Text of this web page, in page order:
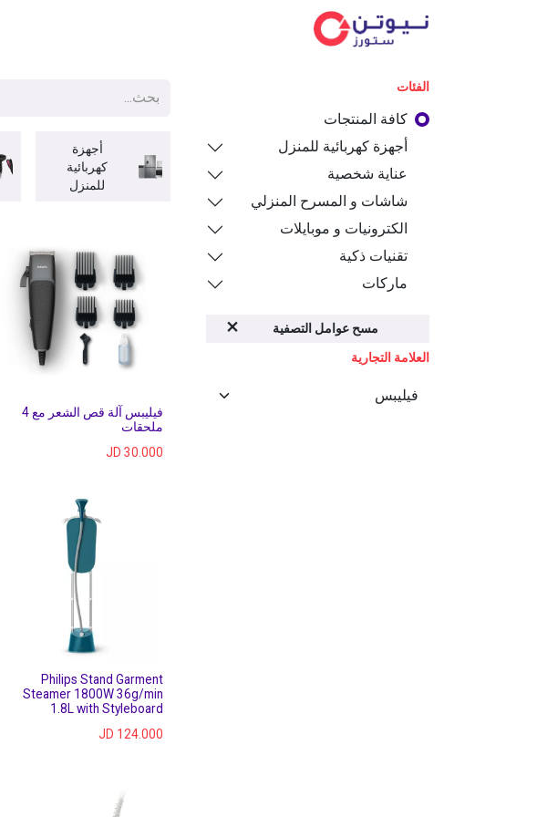
الفئات
كافة المنتجات
أجهزة كهربائية للمنزل
عناية شخصية
شاشات و المسرح المنزلي
الكترونيات و موبايلات
تقنيات ذكية
ماركات
مسح عوامل التصفية
العلامة التجارية
أجهزة
كهربائية
للمنزل
فيليبس آلة قص الشعر مع 4
ملحقات
30.000
Philips Stand Garment
Steamer 1800W 36g/min
1.8L with Styleboard
124.000